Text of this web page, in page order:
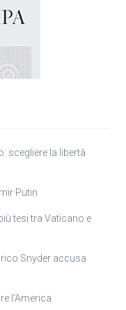
scegliere la libertà
Putin
tesi tra Vaticano e
Snyder accusa
l’America